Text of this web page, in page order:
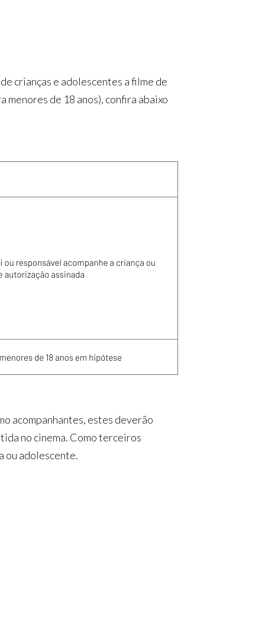
crianças e adolescentes a filme de
de 18 anos), confira abaixo
acompanhantes, estes deverão
no cinema. Como terceiros
ou adolescente.